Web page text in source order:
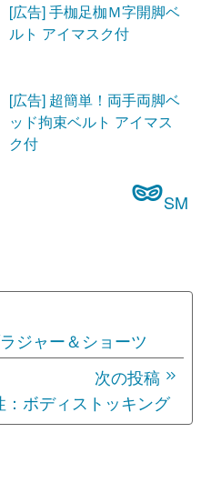
[広告] 手枷足枷Ｍ字開脚ベ
ルト アイマスク付
[広告] 超簡単！両手両脚ベ
ッド拘束ベルト アイマス
ク付
SM
ジャー＆ショーツ
次の投稿
ボディストッキング